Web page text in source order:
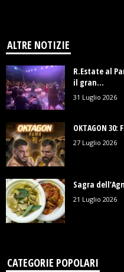
ALTRE NOTIZIE
R.Estate al
il gran...
31 Luglio 2026
OKTAGON
27 Luglio 2026
Sagra
21 Luglio 2026
CATEGORIE POPOLARI